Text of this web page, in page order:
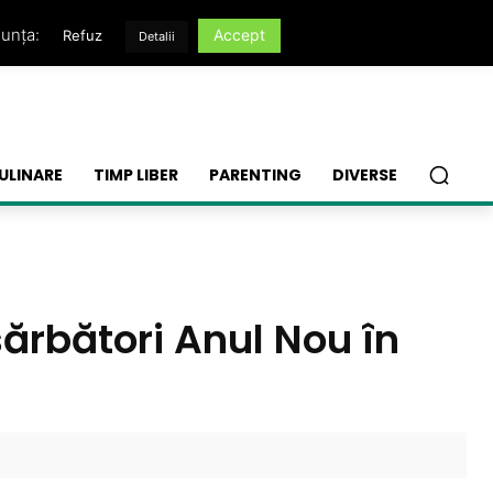
TIMP LIBER PARENTING DIVERSE
Anul Nou în
Refuz Detalii Accept